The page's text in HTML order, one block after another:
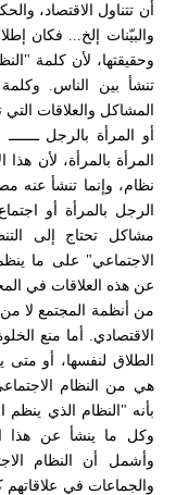
أن تتناول الاقتصاد،
والبيّنات إلخ... فكان
وحقيقتها، لأن كلمة
تنشأ بين الناس.
المشاكل والعلاقات
أو المرأة بالرجل
المرأة بالمرأة، لأن
نظام، وإنما تنشأ عنه
الرجل بالمرأة أو
مشاكل تحتاج إلى
الاجتماعي" على ما
عن هذه العلاقات في
من أنظمة المجتمع لا من
الاقتصادي. أما منع
الطلاق لنفسها، أو
هي من النظام
بأنه "النظام الذي ينظم
وكل ما ينشأ عن هذا
وأشمل أن النظام
والجماعات في علاقاتهم